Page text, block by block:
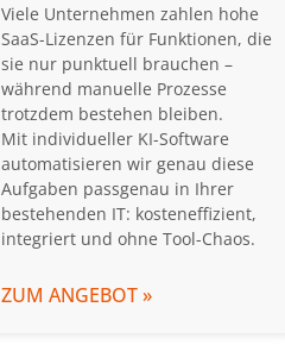
Viele Unternehmen zahlen hohe
SaaS-Lizenzen für Funktionen, die
sie nur punktuell brauchen –
während manuelle Prozesse
trotzdem bestehen bleiben.
Mit individueller KI-Software
automatisieren wir genau diese
Aufgaben passgenau in Ihrer
bestehenden IT: kosteneffizient,
integriert und ohne Tool-Chaos.
ZUM ANGEBOT »